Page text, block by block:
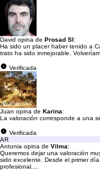
David opina de Prosad Sl:
Ha sido un placer haber tenido a
trato ha sido inmejorable.
Verificada
Juan opina de Karina:
La valoración corresponde a una
Verificada
AR
Antonia opina de Vilma:
Queremos dejar una valoración
sido excelente. Desde el primer
profesional....